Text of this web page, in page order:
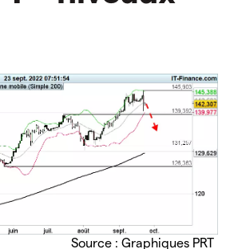
Source : Graphiques PRT